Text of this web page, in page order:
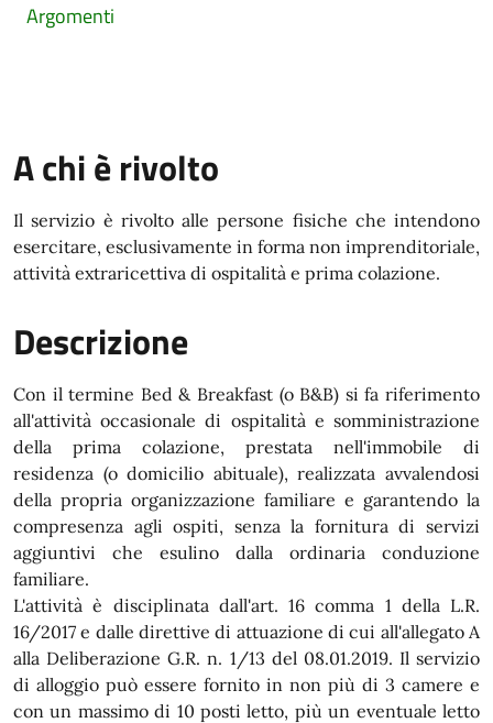
Argomenti
A chi è rivolto
Il servizio è rivolto alle persone fisiche che intendono
esercitare, esclusivamente in forma non imprenditoriale,
attività extraricettiva di ospitalità e prima colazione.
Descrizione
Con il termine Bed & Breakfast (o B&B) si fa riferimento
all'attività occasionale di ospitalità e somministrazione
della prima colazione, prestata nell'immobile di
residenza (o domicilio abituale), realizzata avvalendosi
della propria organizzazione familiare e garantendo la
compresenza agli ospiti, senza la fornitura di servizi
aggiuntivi che esulino dalla ordinaria conduzione
familiare.
L'attività è disciplinata dall'art. 16 comma 1 della L.R.
16/2017 e dalle direttive di attuazione di cui all'allegato A
alla Deliberazione G.R. n. 1/13 del 08.01.2019. Il servizio
di alloggio può essere fornito in non più di 3 camere e
con un massimo di 10 posti letto, più un eventuale letto